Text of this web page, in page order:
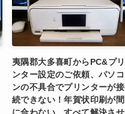
夷隅郡大多喜町からPC&プリ
ンター設定のご依頼、パソコ
ンの不具合でプリンターが接
続できない！年賀状印刷が間